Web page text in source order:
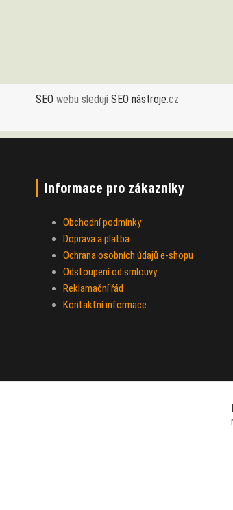
SEO webu sledujíSEO nástroje.cz
Informace pro zákazníky
Obchodní podmínky
Doprava a platba
Ochrana osobních údajů e-shopu
Odstoupení od smlouvy
Reklamační řád
Kontaktní informace